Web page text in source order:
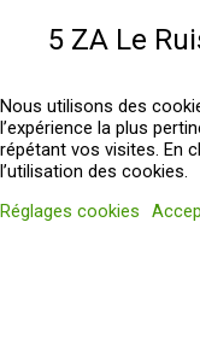
5 ZA Le
Nous utilisons des
l’expérience la plus
répétant vos visites. En
l’utilisation des cookies.
Réglages cookies